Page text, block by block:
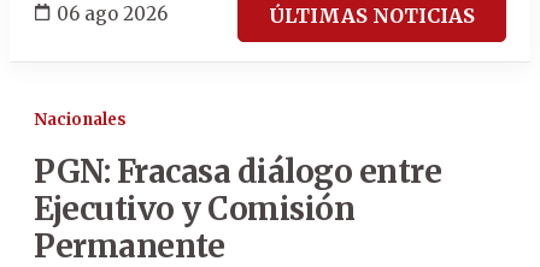
06 ago 2026 ÚLTIMAS NOTICIAS
Nacionales
PGN: Fracasa diálogo entre
Ejecutivo y Comisión
Permanente